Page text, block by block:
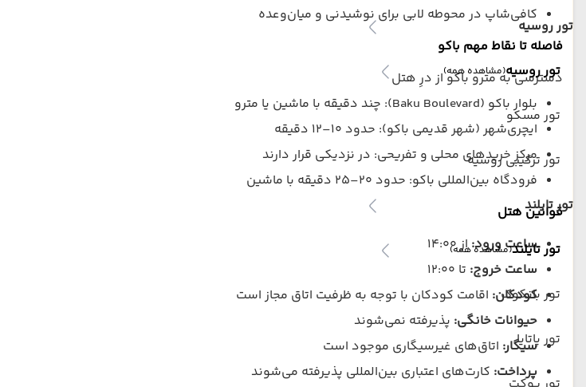
تور روسیه
تور روسیه(مشاهده همه)
تور مسکو
تور ترکیبی روسیه
تور تایلند
تور تایلند(مشاهده همه)
تور بانکوک
تور پاتایا
کافی‌شاپ در محوطه لابی برای نوشیدنی و میان‌وعده
فاصله تا نقاط مهم باکو
دسترسی به مترو باکو از درِ هتل
بلوار باکو (Baku Boulevard): چند دقیقه با ماشین یا مترو
ایچری‌شهر (شهر قدیمی باکو): حدود 10–12 دقیقه
مرکز خرید‌های محلی و تفریحی: در نزدیکی قرار دارند
فرودگاه بین‌المللی باکو: حدود 20–25 دقیقه با ماشین
قوانین هتل
ساعت ورود:از 14:00
ساعت خروج: تا 12:00
کودکان: اقامت کودکان با توجه به ظرفیت اتاق مجاز است
حیوانات خانگی: پذیرفته نمی‌شوند
سیگار: اتاق‌های غیرسیگاری موجود است
پرداخت: کارت‌های اعتباری بین‌المللی پذیرفته می‌شوند